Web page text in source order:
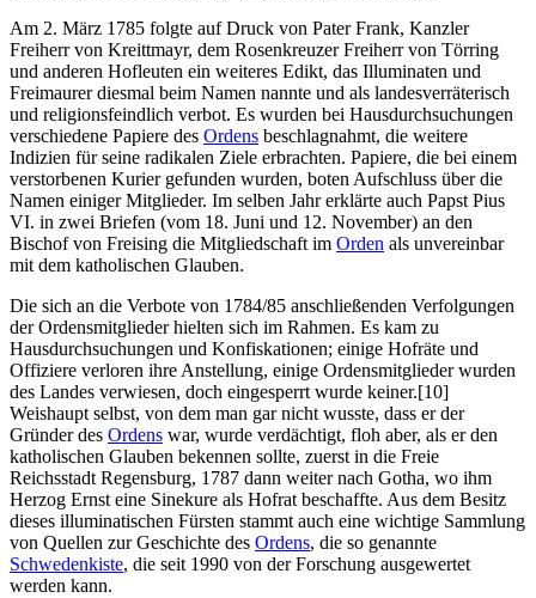
Am 2. März 1785 folgte auf Druck von Pater Frank, Kanzler
Freiherr von Kreittmayr, dem Rosenkreuzer Freiherr von Törring
und anderen Hofleuten ein weiteres Edikt, das Illuminaten und
Freimaurer diesmal beim Namen nannte und als landesverräterisch
und religionsfeindlich verbot. Es wurden bei Hausdurchsuchungen
verschiedene Papiere des Ordens beschlagnahmt, die weitere
Indizien für seine radikalen Ziele erbrachten. Papiere, die bei einem
verstorbenen Kurier gefunden wurden, boten Aufschluss über die
Namen einiger Mitglieder. Im selben Jahr erklärte auch Papst Pius
VI. in zwei Briefen (vom 18. Juni und 12. November) an den
Bischof von Freising die Mitgliedschaft im Orden als unvereinbar
mit dem katholischen Glauben.
Die sich an die Verbote von 1784/85 anschließenden Verfolgungen
der Ordensmitglieder hielten sich im Rahmen. Es kam zu
Hausdurchsuchungen und Konfiskationen; einige Hofräte und
Offiziere verloren ihre Anstellung, einige Ordensmitglieder wurden
des Landes verwiesen, doch eingesperrt wurde keiner.[10]
Weishaupt selbst, von dem man gar nicht wusste, dass er der
Gründer des Ordens war, wurde verdächtigt, floh aber, als er den
katholischen Glauben bekennen sollte, zuerst in die Freie
Reichsstadt Regensburg, 1787 dann weiter nach Gotha, wo ihm
Herzog Ernst eine Sinekure als Hofrat beschaffte. Aus dem Besitz
dieses illuminatischen Fürsten stammt auch eine wichtige Sammlung
von Quellen zur Geschichte des Ordens, die so genannte
Schwedenkiste, die seit 1990 von der Forschung ausgewertet
werden kann.